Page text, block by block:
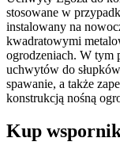
stosowane w
instalowany na
kwadratowymi
ogrodzeniach. W tym
uchwytów do
spawanie, a także
konstrukcją nośną
Kup